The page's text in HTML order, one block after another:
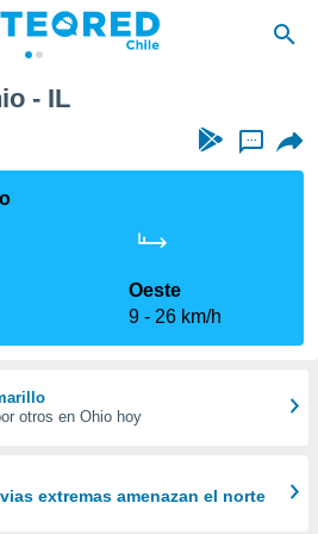
- IL
...
Oeste
9
26 km/h
otros en Ohio hoy
extremas amenazan el norte